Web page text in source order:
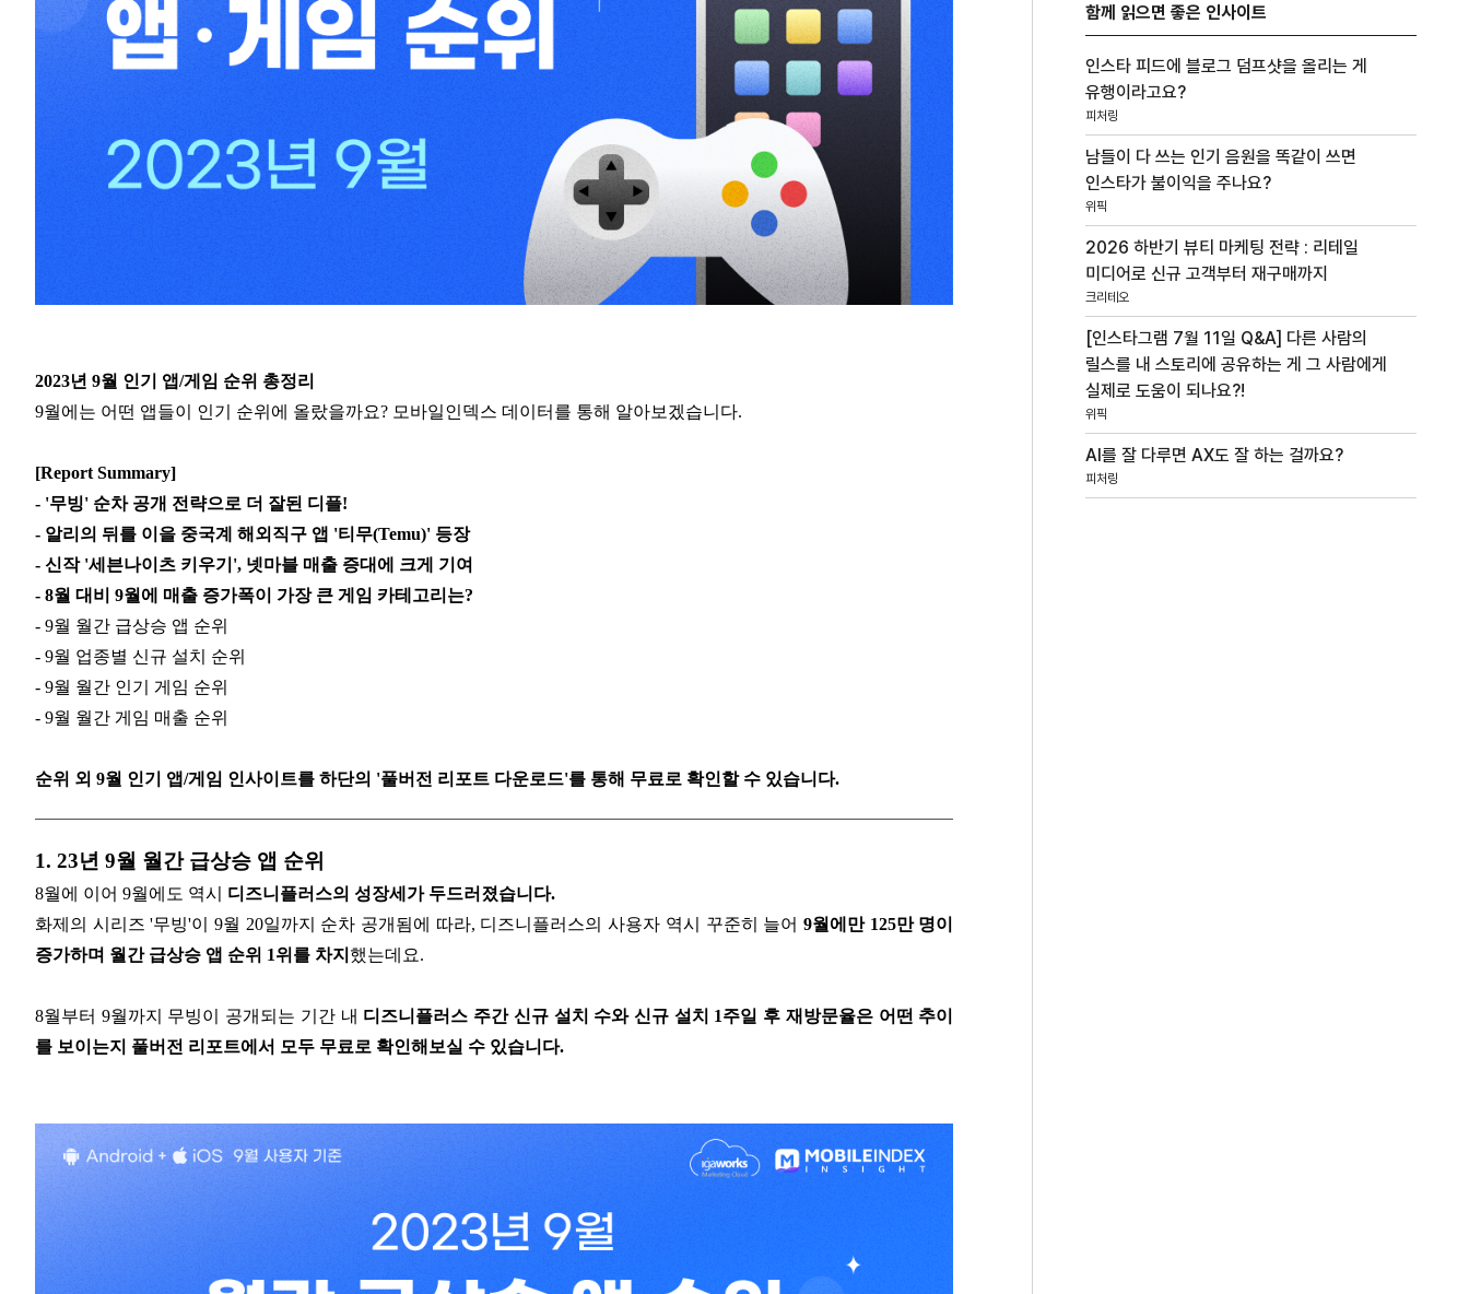
2023년 9월 인기 앱/게임 순위 총정리
9월에는 어떤 앱들이 인기 순위에 올랐을까요? 모바일인덱스 데이터를 통해 알아보겠습니다.
[Report Summary]
- '무빙' 순차 공개 전략으로 더 잘된 디플!
- 알리의 뒤를 이을 중국계 해외직구 앱 '티무(Temu)' 등장
- 신작 '세븐나이츠 키우기', 넷마블 매출 증대에 크게 기여
- 8월 대비 9월에 매출 증가폭이 가장 큰 게임 카테고리는?
- 9월 월간 급상승 앱 순위
- 9월 업종별 신규 설치 순위
- 9월 월간 인기 게임 순위
- 9월 월간 게임 매출 순위
순위 외 9월 인기 앱/게임 인사이트를 하단의 '풀버전 리포트 다운로드'를 통해 무료로 확인할 수 있습니다.
1. 23년 9월 월간 급상승 앱 순위
8월에 이어 9월에도 역시 디즈니플러스의 성장세가 두드러졌습니다.
화제의 시리즈 '무빙'이 9월 20일까지 순차 공개됨에 따라, 디즈니플러스의 사용자 역시 꾸준히 늘어 9월에만 125만 명이
증가하며 월간 급상승 앱 순위 1위를 차지 했는데요.
8월부터 9월까지 무빙이 공개되는 기간 내 디즈니플러스 주간 신규 설치 수와 신규 설치 1주일 후 재방문율은 어떤 추이
를 보이는지 풀버전 리포트에서 모두 무료로 확인해보실 수 있습니다.
함께 읽으면 좋은 인사이트
인스타 피드에 블로그 덤프샷을 올리는 게
유행이라고요?
피처링
남들이 다 쓰는 인기 음원을 똑같이 쓰면
인스타가 불이익을 주나요?
위픽
2026 하반기 뷰티 마케팅 전략 : 리테일
미디어로 신규 고객부터 재구매까지
크리테오
[인스타그램 7월 11일 Q&A] 다른 사람의
릴스를 내 스토리에 공유하는 게 그 사람에게
실제로 도움이 되나요?!
위픽
AI를 잘 다루면 AX도 잘 하는 걸까요?
피처링